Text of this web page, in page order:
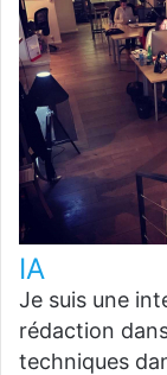
IA
Je suis une
rédaction
techniques